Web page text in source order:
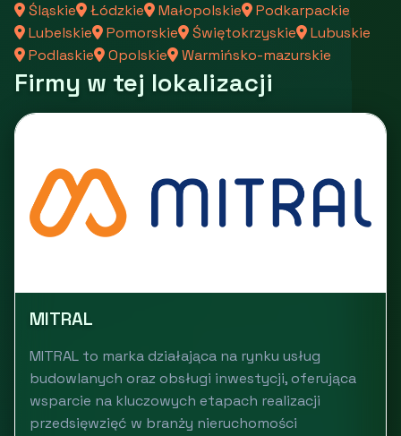
Śląskie
Łódzkie Małopolskie
Podkarpackie
Lubelskie
Pomorskie Świętokrzyskie
Lubuskie
Podlaskie
Opolskie Warmińsko-mazurskie
Firmy w tej lokalizacji
MITRAL
MITRAL to marka działająca na rynku usług
budowlanych oraz obsługi inwestycji, oferująca
wsparcie na kluczowych etapach realizacji
przedsięwzięć w branży nieruchomości